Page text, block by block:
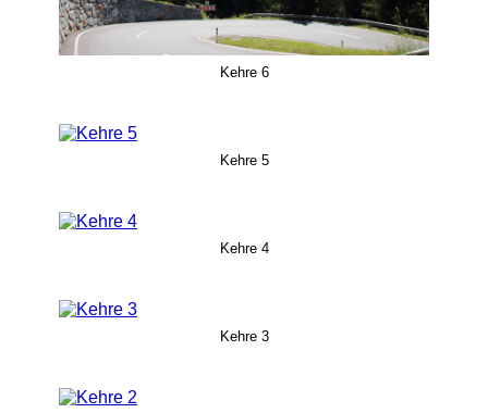
Kehre 6
Kehre 5
Kehre 4
Kehre 3